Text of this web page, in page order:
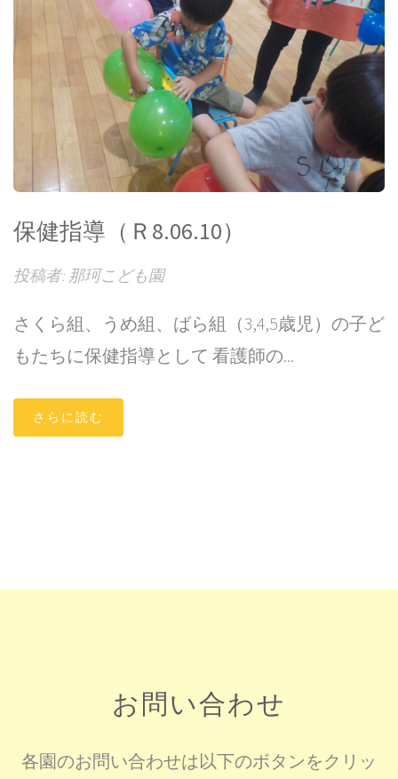
保健指導（Ｒ8.06.10）
投稿者: 那珂こども園
さくら組、うめ組、ばら組（3,4,5歳児）の子ど
もたちに保健指導として 看護師の...
さらに読む
お問い合わせ
各園のお問い合わせは以下のボタンをクリッ